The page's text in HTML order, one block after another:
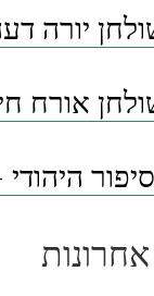
יורה
אורח